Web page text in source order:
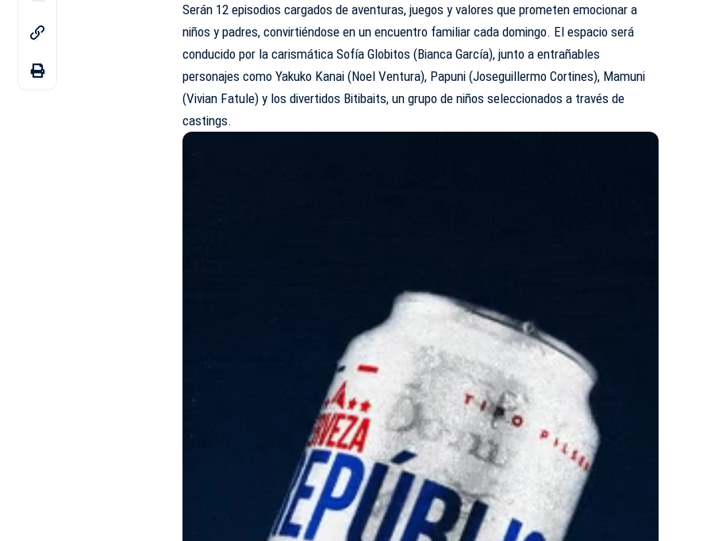
Serán 12 episodios cargados de aventuras, juegos y valores que prometen emocionar a
niños y padres, convirtiéndose en un encuentro familiar cada domingo. El espacio será
conducido por la carismática Sofía Globitos (Bianca García), junto a entrañables
personajes como Yakuko Kanai (Noel Ventura), Papuni (Joseguillermo Cortines), Mamuni
(Vivian Fatule) y los divertidos Bitibaits, un grupo de niños seleccionados a través de
castings.